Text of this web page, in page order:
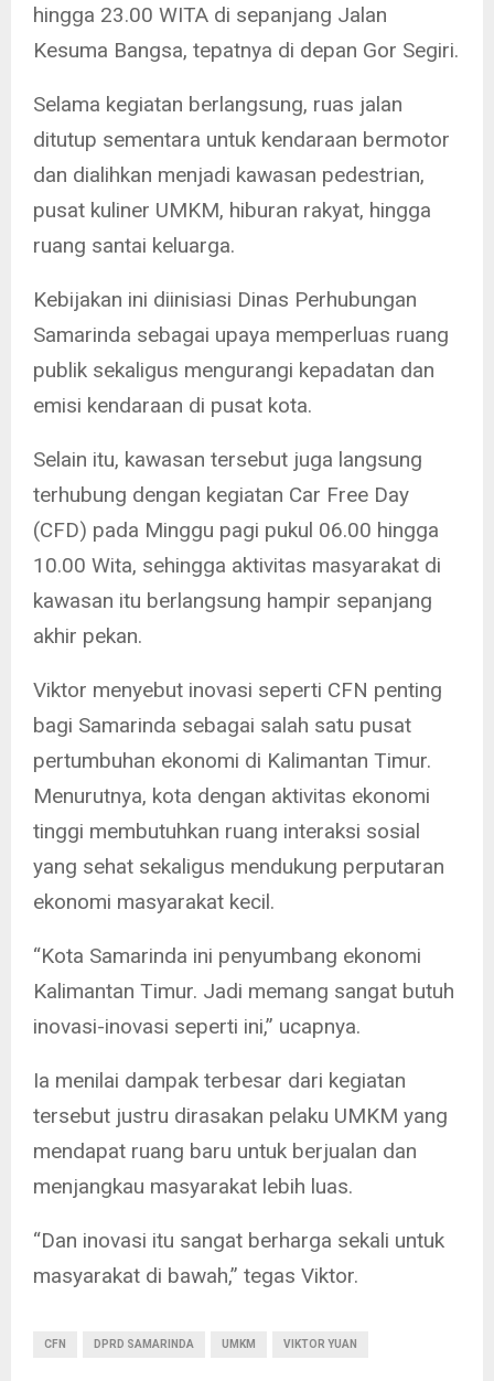
hingga 23.00 WITA di sepanjang Jalan
Kesuma Bangsa, tepatnya di depan Gor Segiri.
Selama kegiatan berlangsung, ruas jalan
ditutup sementara untuk kendaraan bermotor
dan dialihkan menjadi kawasan pedestrian,
pusat kuliner UMKM, hiburan rakyat, hingga
ruang santai keluarga.
Kebijakan ini diinisiasi Dinas Perhubungan
Samarinda sebagai upaya memperluas ruang
publik sekaligus mengurangi kepadatan dan
emisi kendaraan di pusat kota.
Selain itu, kawasan tersebut juga langsung
terhubung dengan kegiatan Car Free Day
(CFD) pada Minggu pagi pukul 06.00 hingga
10.00 Wita, sehingga aktivitas masyarakat di
kawasan itu berlangsung hampir sepanjang
akhir pekan.
Viktor menyebut inovasi seperti CFN penting
bagi Samarinda sebagai salah satu pusat
pertumbuhan ekonomi di Kalimantan Timur.
Menurutnya, kota dengan aktivitas ekonomi
tinggi membutuhkan ruang interaksi sosial
yang sehat sekaligus mendukung perputaran
ekonomi masyarakat kecil.
“Kota Samarinda ini penyumbang ekonomi
Kalimantan Timur. Jadi memang sangat butuh
inovasi-inovasi seperti ini,” ucapnya.
Ia menilai dampak terbesar dari kegiatan
tersebut justru dirasakan pelaku UMKM yang
mendapat ruang baru untuk berjualan dan
menjangkau masyarakat lebih luas.
“Dan inovasi itu sangat berharga sekali untuk
masyarakat di bawah,” tegas Viktor.
CFN DPRD SAMARINDA UMKM VIKTOR YUAN